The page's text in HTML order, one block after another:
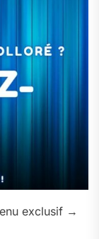
exclusif →